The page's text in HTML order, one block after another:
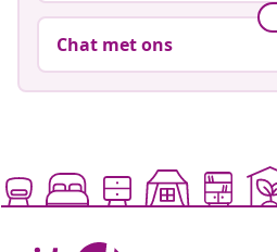
Chat met ons